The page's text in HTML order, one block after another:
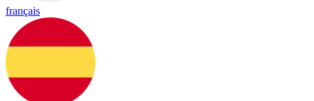
français